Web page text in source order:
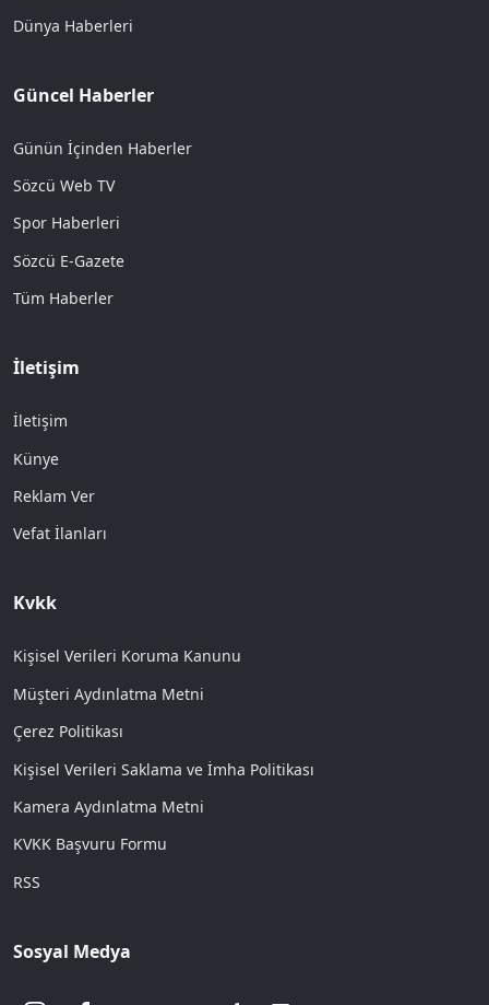
Dünya Haberleri
Güncel Haberler
Günün İçinden Haberler
Sözcü Web TV
Spor Haberleri
Sözcü E-Gazete
Tüm Haberler
İletişim
İletişim
Künye
Reklam Ver
Vefat İlanları
Kvkk
Kişisel Verileri Koruma Kanunu
Müşteri Aydınlatma Metni
Çerez Politikası
Kişisel Verileri Saklama ve İmha Politikası
Kamera Aydınlatma Metni
KVKK Başvuru Formu
RSS
Sosyal Medya